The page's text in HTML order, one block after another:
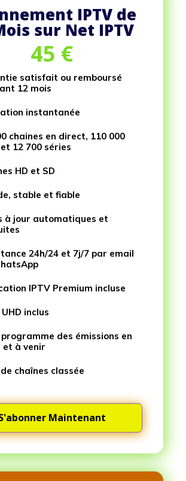
IPTV de
sur Net IPTV
45 €
satisfait ou remboursé
12 mois
instantanée
chaines en direct, 110 000
12 700 séries
HD et SD
stable et fiable
à jour automatiques et
24h/24 et 7j/7 par email
IPTV Premium incluse
inclus
programme des émissions en
et à venir
chaînes classée
Maintenant